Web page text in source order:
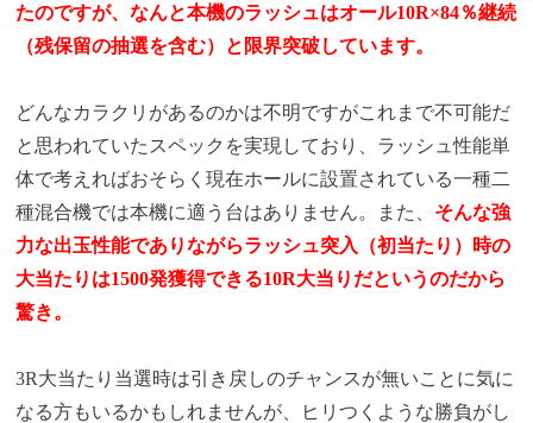
たのですが、なんと本機のラッシュはオール10R×84％継続
（残保留の抽選を含む）と限界突破しています。
どんなカラクリがあるのかは不明ですがこれまで不可能だ
と思われていたスペックを実現しており、ラッシュ性能単
体で考えればおそらく現在ホールに設置されている一種二
種混合機では本機に適う台はありません。また、 そんな強
力な出玉性能でありながらラッシュ突入（初当たり）時の
大当たりは1500発獲得できる10R大当りだというのだから
驚き。
3R大当たり当選時は引き戻しのチャンスが無いことに気に
なる方もいるかもしれませんが、ヒリつくような勝負がし